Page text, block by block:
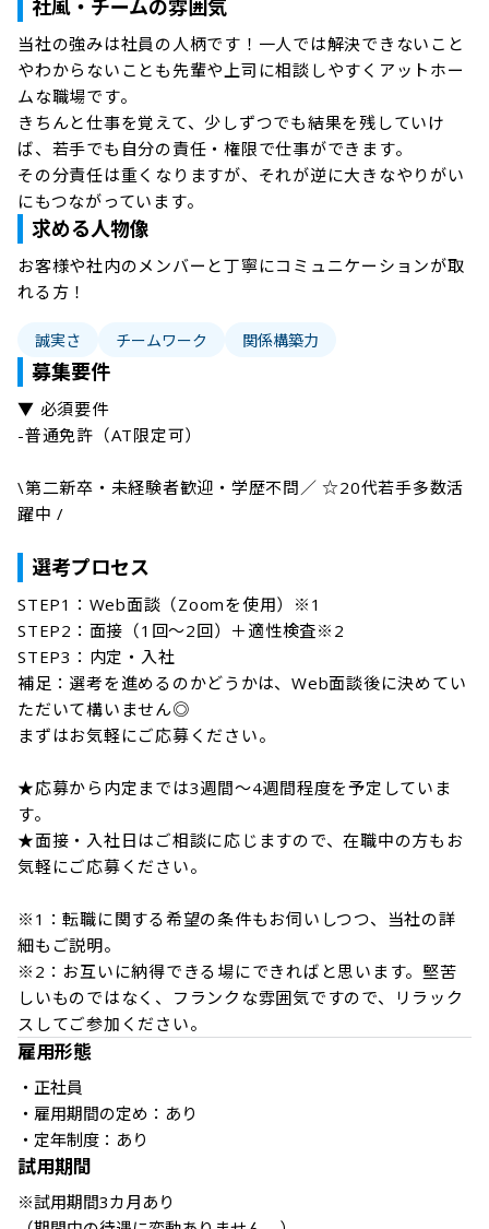
社風・チームの雰囲気
当社の強みは社員の人柄です！一人では解決できないこと
やわからないことも先輩や上司に相談しやすくアットホー
ムな職場です。
きちんと仕事を覚えて、少しずつでも結果を残していけ
ば、若手でも自分の責任・権限で仕事ができます。
その分責任は重くなりますが、それが逆に大きなやりがい
求める人物像
お客様や社内のメンバーと丁寧にコミュニケーションが取
れる方！
誠実さ チームワーク 関係構築力
募集要件
▼ 必須要件
-普通免許（AT限定可）
\第二新卒・未経験者歓迎・学歴不問／ ☆20代若手多数活
躍中 /
選考プロセス
STEP1：Web面談（Zoomを使用）※1
STEP2：面接（1回～2回）＋適性検査※2
STEP3：内定・入社
補足：選考を進めるのかどうかは、Web面談後に決めてい
ただいて構いません◎
まずはお気軽にご応募ください。
★応募から内定までは3週間～4週間程度を予定していま
す。
★面接・入社日はご相談に応じますので、在職中の方もお
気軽にご応募ください。
※1：転職に関する希望の条件もお伺いしつつ、当社の詳
細もご説明。
※2：お互いに納得できる場にできればと思います。堅苦
しいものではなく、フランクな雰囲気ですので、リラック
スしてご参加ください。
雇用形態
・正社員
・雇用期間の定め：あり
・定年制度：あり
試用期間
※試用期間3カ月あり